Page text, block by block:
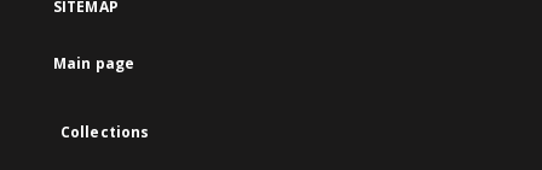
SITEMAP
Main page
Collections